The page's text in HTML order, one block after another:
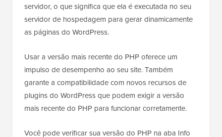
servidor, o que significa que ela é executada no seu
servidor de hospedagem para gerar dinamicamente
as páginas do WordPress.
Usar a versão mais recente do PHP oferece um
impulso de desempenho ao seu site. Também
garante a compatibilidade com novos recursos de
plugins do WordPress que podem exigir a versão
mais recente do PHP para funcionar corretamente.
Você pode verificar sua versão do PHP na aba Info